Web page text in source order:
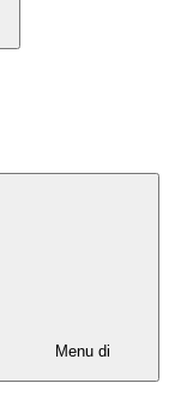
Menu di